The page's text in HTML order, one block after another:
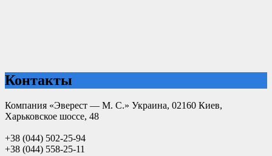
Контакты
Компания «Эверест — М. С.» Украина, 02160 Киев,
Харьковское шоссе, 48
+38 (044) 502-25-94
+38 (044) 558-25-11